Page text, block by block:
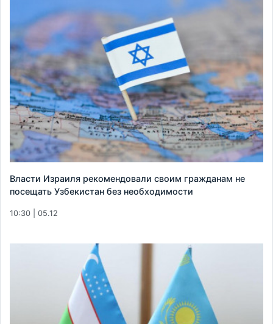
Власти Израиля рекомендовали своим гражданам не
посещать Узбекистан без необходимости
10:30 | 05.12